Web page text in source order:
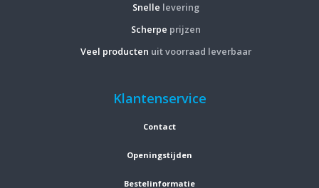
Snelle levering
Scherpe prijzen
Veel producten uit voorraad leverbaar
Klantenservice
Contact
Openingstijden
Bestelinformatie